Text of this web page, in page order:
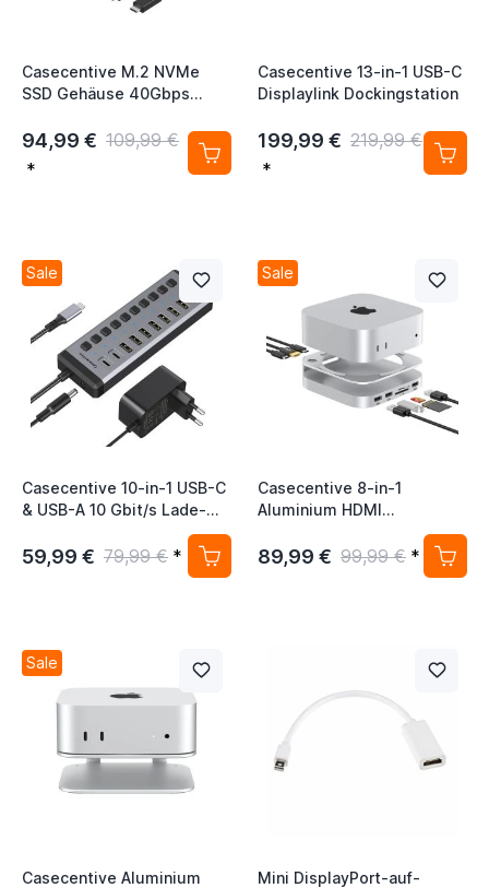
Casecentive M.2 NVMe
SSD Gehäuse 40Gbps
94,99 € 109,99 €
*
Casecentive 13-in-1 USB-C
Displaylink Dockingstation
199,99 € 219,99 €
*
Sale
Casecentive 10-in-1 USB-C
& USB-A 10 Gbit/s Lade-
59,99 € 79,99 € *
Sale
Casecentive 8-in-1
Aluminium HDMI
Stand for Mac Mini M4/M4
89,99 € 99,99 € *
Sale
Casecentive Aluminium
Mini DisplayPort-auf-